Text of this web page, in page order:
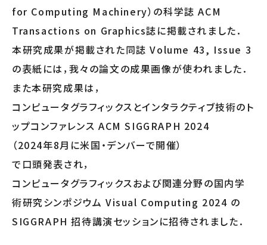
for Computing Machinery）の科学誌 ACM
Transactions on Graphics誌に掲載されました．
本研究成果が掲載された同誌 Volume 43, Issue 3
の表紙には，我々の論文の成果画像が使われました．
また本研究成果は，
コンピュータグラフィックスとインタラクティブ技術のト
ップコンファレンス ACM SIGGRAPH 2024
（2024年8月に米国・デンバーで開催）
で口頭発表され，
コンピュータグラフィックスおよび関連分野の国内学
術研究シンポジウム Visual Computing 2024 の
SIGGRAPH 招待講演セッションに招待されました．